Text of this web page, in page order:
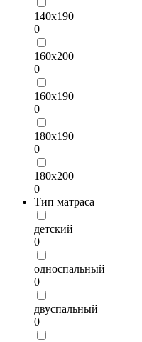
140x190
0
160x200
0
160x190
0
180x190
0
180x200
0
Тип матраса
детский
0
односпальный
0
двуспальный
0